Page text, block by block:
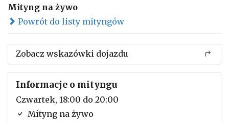
Mityng na żywo
Powrót do listy mityngów
Zobacz wskazówki dojazdu
Informacje o mityngu
Czwartek, 18:00 do 20:00
Mityng na żywo